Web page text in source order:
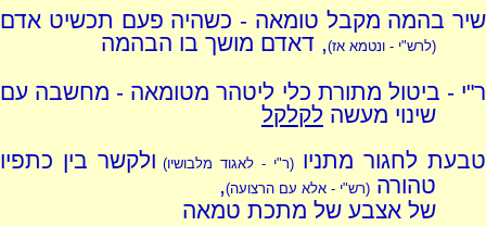
שיר בהמה מקבל טומאה - כשהיה פעם תכשיט אדם
(לרש"י - ונטמא אז), דאדם מושך בו הבהמה
ר"י - ביטול מתורת כלי ליטהר מטומאה - מחשבה עם
שינוי מעשהלקלקל
טבעת לחגור מתניו(ר"י - לאגוד מלבושיו) ולקשר בין כתפיו
טהורה(רש"י - אלא עם הרצועה),
של אצבע של מתכת טמאה